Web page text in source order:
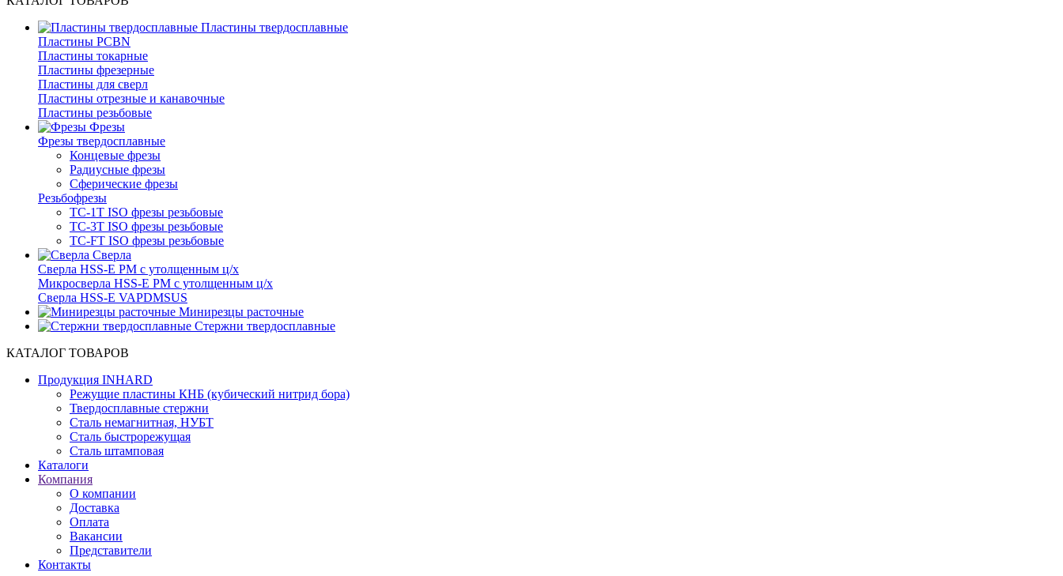
Пластины твердосплавные
Пластины PCBN
Пластины токарные
Пластины фрезерные
Пластины для сверл
Пластины отрезные и канавочные
Пластины резьбовые
Фрезы
Фрезы твердосплавные
Концевые фрезы
Радиусные фрезы
Сферические фрезы
Резьбофрезы
TC-1T ISO фрезы резьбовые
TC-3T ISO фрезы резьбовые
TC-FT ISO фрезы резьбовые
Сверла
Cверла HSS-E PM c утолщенным ц/х
Микросверла HSS-E PM c утолщенным ц/х
Сверла HSS-E VAPDMSUS
Минирезцы расточные
Cтержни твердосплавные
КАТАЛОГ ТОВАРОВ
Продукция INHARD
Режущие пластины КНБ (кубический нитрид бора)
Твердосплавные стержни
Сталь немагнитная, НУБТ
Сталь быстрорежущая
Сталь штамповая
Каталоги
Компания
О компании
Доставка
Оплата
Вакансии
Представители
Контакты